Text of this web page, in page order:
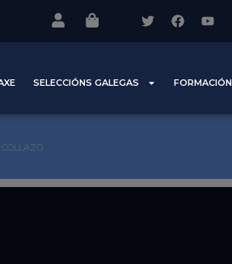
SELECCIÓNS GALEGAS FORMACIÓN